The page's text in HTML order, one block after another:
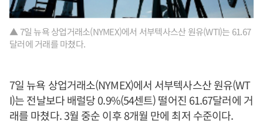
▲ 7일 뉴욕 상업거래소(NYMEX)에서 서부텍사스산 원유(WTI)는 61.67
달러에 거래를 마쳤다.
7일 뉴욕 상업거래소(NYMEX)에서 서부텍사스산 원유(WT
I)는 전날보다 배럴당 0.9%(54센트) 떨어진 61.67달러에 거
래를 마쳤다. 3월 중순 이후 8개월 만에 최저 수준이다.